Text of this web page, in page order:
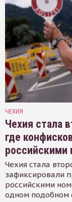
ЧЕХИЯ
Чехия стала
где
российскими
Чехия стала
зафиксировали
российскими
одном подобном